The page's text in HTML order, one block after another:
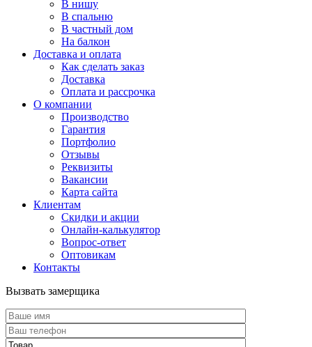
В нишу
В спальню
В частный дом
На балкон
Доставка и оплата
Как сделать заказ
Доставка
Оплата и рассрочка
О компании
Производство
Гарантия
Портфолио
Отзывы
Реквизиты
Вакансии
Карта сайта
Клиентам
Скидки и акции
Онлайн-калькулятор
Вопрос-ответ
Оптовикам
Контакты
Вызвать замерщика